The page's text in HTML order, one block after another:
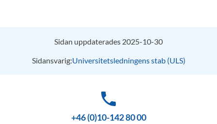
Sidan uppdaterades 2025-10-30
Sidansvarig:Universitetsledningens stab (ULS)
phone
+46 (0)10-142 80 00